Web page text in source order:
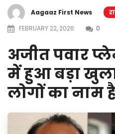
Aagaaz First News
FEBRUARY 22, 2026
0
अजीत पवार
में हुआ बड़ा
लोगों का नाम